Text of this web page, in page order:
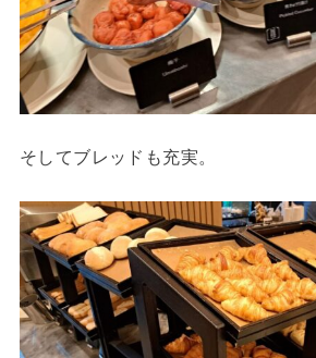
そしてブレッドも充実。